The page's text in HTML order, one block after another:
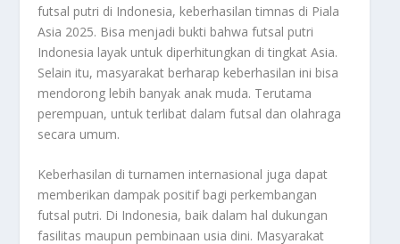
futsal putri di Indonesia, keberhasilan timnas di Piala
Asia 2025. Bisa menjadi bukti bahwa futsal putri
Indonesia layak untuk diperhitungkan di tingkat Asia.
Selain itu, masyarakat berharap keberhasilan ini bisa
mendorong lebih banyak anak muda. Terutama
perempuan, untuk terlibat dalam futsal dan olahraga
secara umum.
Keberhasilan di turnamen internasional juga dapat
memberikan dampak positif bagi perkembangan
futsal putri. Di Indonesia, baik dalam hal dukungan
fasilitas maupun pembinaan usia dini. Masyarakat